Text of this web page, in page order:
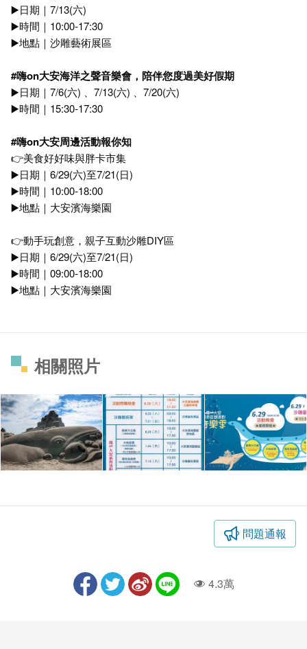
▶️日期｜7/13(六)
▶️時間｜10:00-17:30
▶️地點｜沙雕藝術展區
#嗨on大安海洋之聲音樂會，陪伴您度過美好假期
▶️日期｜7/6(六) 、7/13(六) 、7/20(六)
▶️時間｜15:30-17:30
#嗨on大安周邊活動報你知
👉美食好好味與胖卡市集
▶️日期｜6/29(六)至7/21(日)
▶️時間｜10:00-18:00
▶️地點｜大安濱海樂園
👉動手玩創意，親子互動沙雕DIY區
▶️日期｜6/29(六)至7/21(日)
▶️時間｜09:00-18:00
▶️地點｜大安濱海樂園
相關照片
問題通報
人氣4.3萬